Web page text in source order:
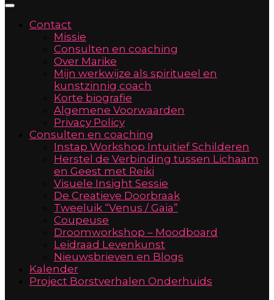
Contact
Missie
Consulten en coaching
Over Marike
Mijn werkwijze als spiritueel en
kunstzinnig coach
Korte biografie
Algemene Voorwaarden
Privacy Policy
Consulten en coaching
Instap Workshop Intuïtief Schilderen
Herstel de Verbinding tussen Lichaam
en Geest met Reiki
Visuele Insight Sessie
De Creatieve Doorbraak
Tweeluik “Venus / Gaia”
Coupeuse
Droomworkshop – Moodboard
Leidraad Levenkunst
Nieuwsbrieven en Blogs
Kalender
Project Borstverhalen Onderhuids